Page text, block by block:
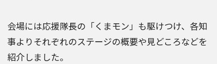
会場には応援隊長の「くまモン」も駆けつけ、各知
事よりそれぞれのステージの概要や見どころなどを
紹介しました。